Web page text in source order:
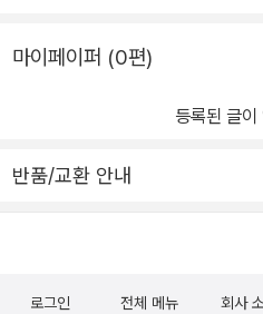
마이페이퍼 (0편)
등록된 글이
반품/교환 안내
로그인 전체 메뉴 회사